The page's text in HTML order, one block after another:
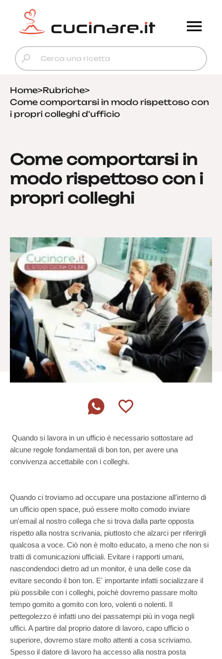
Home>Rubriche>
Come comportarsi in modo rispettoso con
i propri colleghi d'ufficio
Come comportarsi in
modo rispettoso con i
propri colleghi
Quando si lavora in un ufficio è necessario sottostare ad
alcune regole fondamentali di bon ton, per avere una
convivenza accettabile con i colleghi.
Quando ci troviamo ad occupare una postazione all'interno di
un ufficio open space, può essere molto comodo inviare
un'email al nostro collega che si trova dalla parte opposta
rispetto alla nostra scrivania, piuttosto che alzarci per riferirgli
qualcosa a voce. Ciò non è molto educato, a meno che non si
tratti di comunicazioni ufficiali. Evitare i rapporti umani,
nascondendoci dietro ad un monitor, è una delle cose da
evitare secondo il bon ton. E' importante infatti socializzare il
più possibile con i colleghi, poichè dovremo passare molto
tempo gomito a gomito con loro, volenti o nolenti. Il
pettegolezzo è infatti uno dei passatempi più in voga negli
uffici. A partire dal proprio datore di lavoro, capo ufficio o
superiore, dovremo stare molto attenti a cosa scriviamo.
Spesso il datore di lavoro ha accesso alla nostra posta